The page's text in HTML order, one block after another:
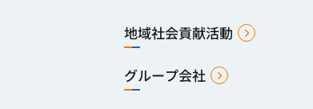
地域社会貢献活動
グループ会社